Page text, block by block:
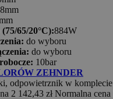
65/20°C):884W
do wyboru
do wyboru
10bar
ZEHNDER
odpowietrznik w
2 142,43 zł Normalna cena